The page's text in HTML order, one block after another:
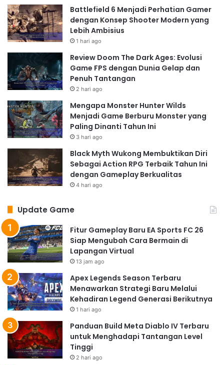
Battlefield 6 Menjadi Perhatian Gamer
dengan Konsep Shooter Modern yang
Lebih Ambisius
1 hari ago
Review Doom The Dark Ages: Evolusi
Game FPS dengan Dunia Gelap dan
Penuh Tantangan
2 hari ago
Mengapa Monster Hunter Wilds
Menjadi Game Berburu Monster yang
Paling Dinanti Tahun Ini
3 hari ago
Black Myth Wukong Membuktikan Diri
Sebagai Action RPG Terbaik Tahun Ini
dengan Gameplay Berkualitas
4 hari ago
Update Game
Fitur Gameplay Baru EA Sports FC 26
Siap Mengubah Cara Bermain di
Lapangan Virtual
13 jam ago
Apex Legends Season Terbaru
Menawarkan Strategi Baru Melalui
Kehadiran Legend Generasi Berikutnya
1 hari ago
Panduan Build Meta Diablo IV Terbaru
untuk Menghadapi Tantangan Level
Tinggi
2 hari ago